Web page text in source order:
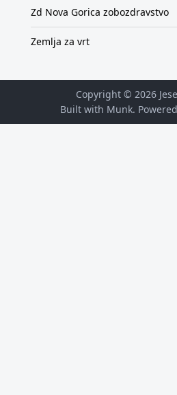
Zd Nova Gorica zobozdravstvo
Zemlja za vrt
Copyright © 2026
Built with Munk.